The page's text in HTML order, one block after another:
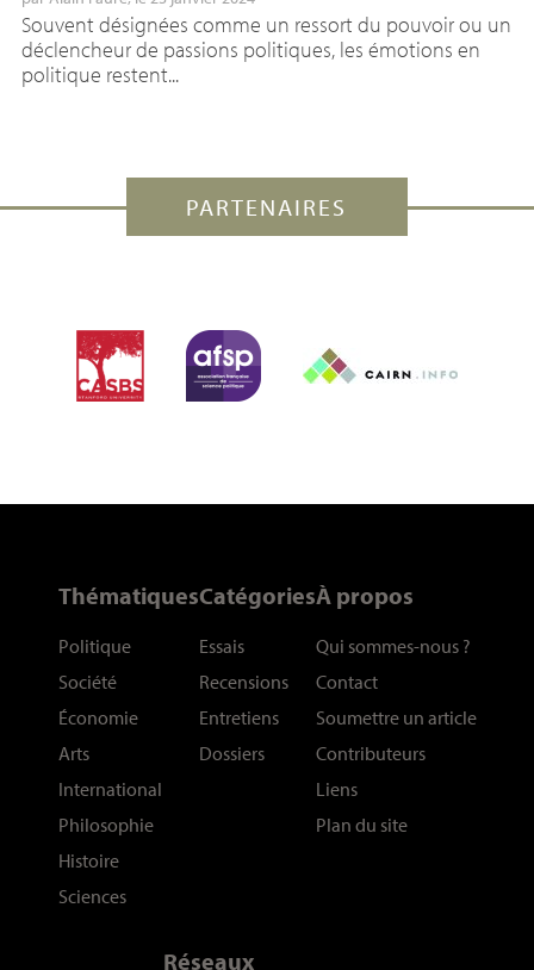
Souvent désignées comme un ressort du pouvoir ou un
déclencheur de passions politiques, les émotions en
politique restent...
PARTENAIRES
Thématiques
Politique
Société
Économie
Arts
International
Philosophie
Histoire
Sciences
Catégories
Essais
Recensions
Entretiens
Dossiers
À propos
Qui sommes-nous ?
Contact
Soumettre un article
Contributeurs
Liens
Plan du site
Réseaux